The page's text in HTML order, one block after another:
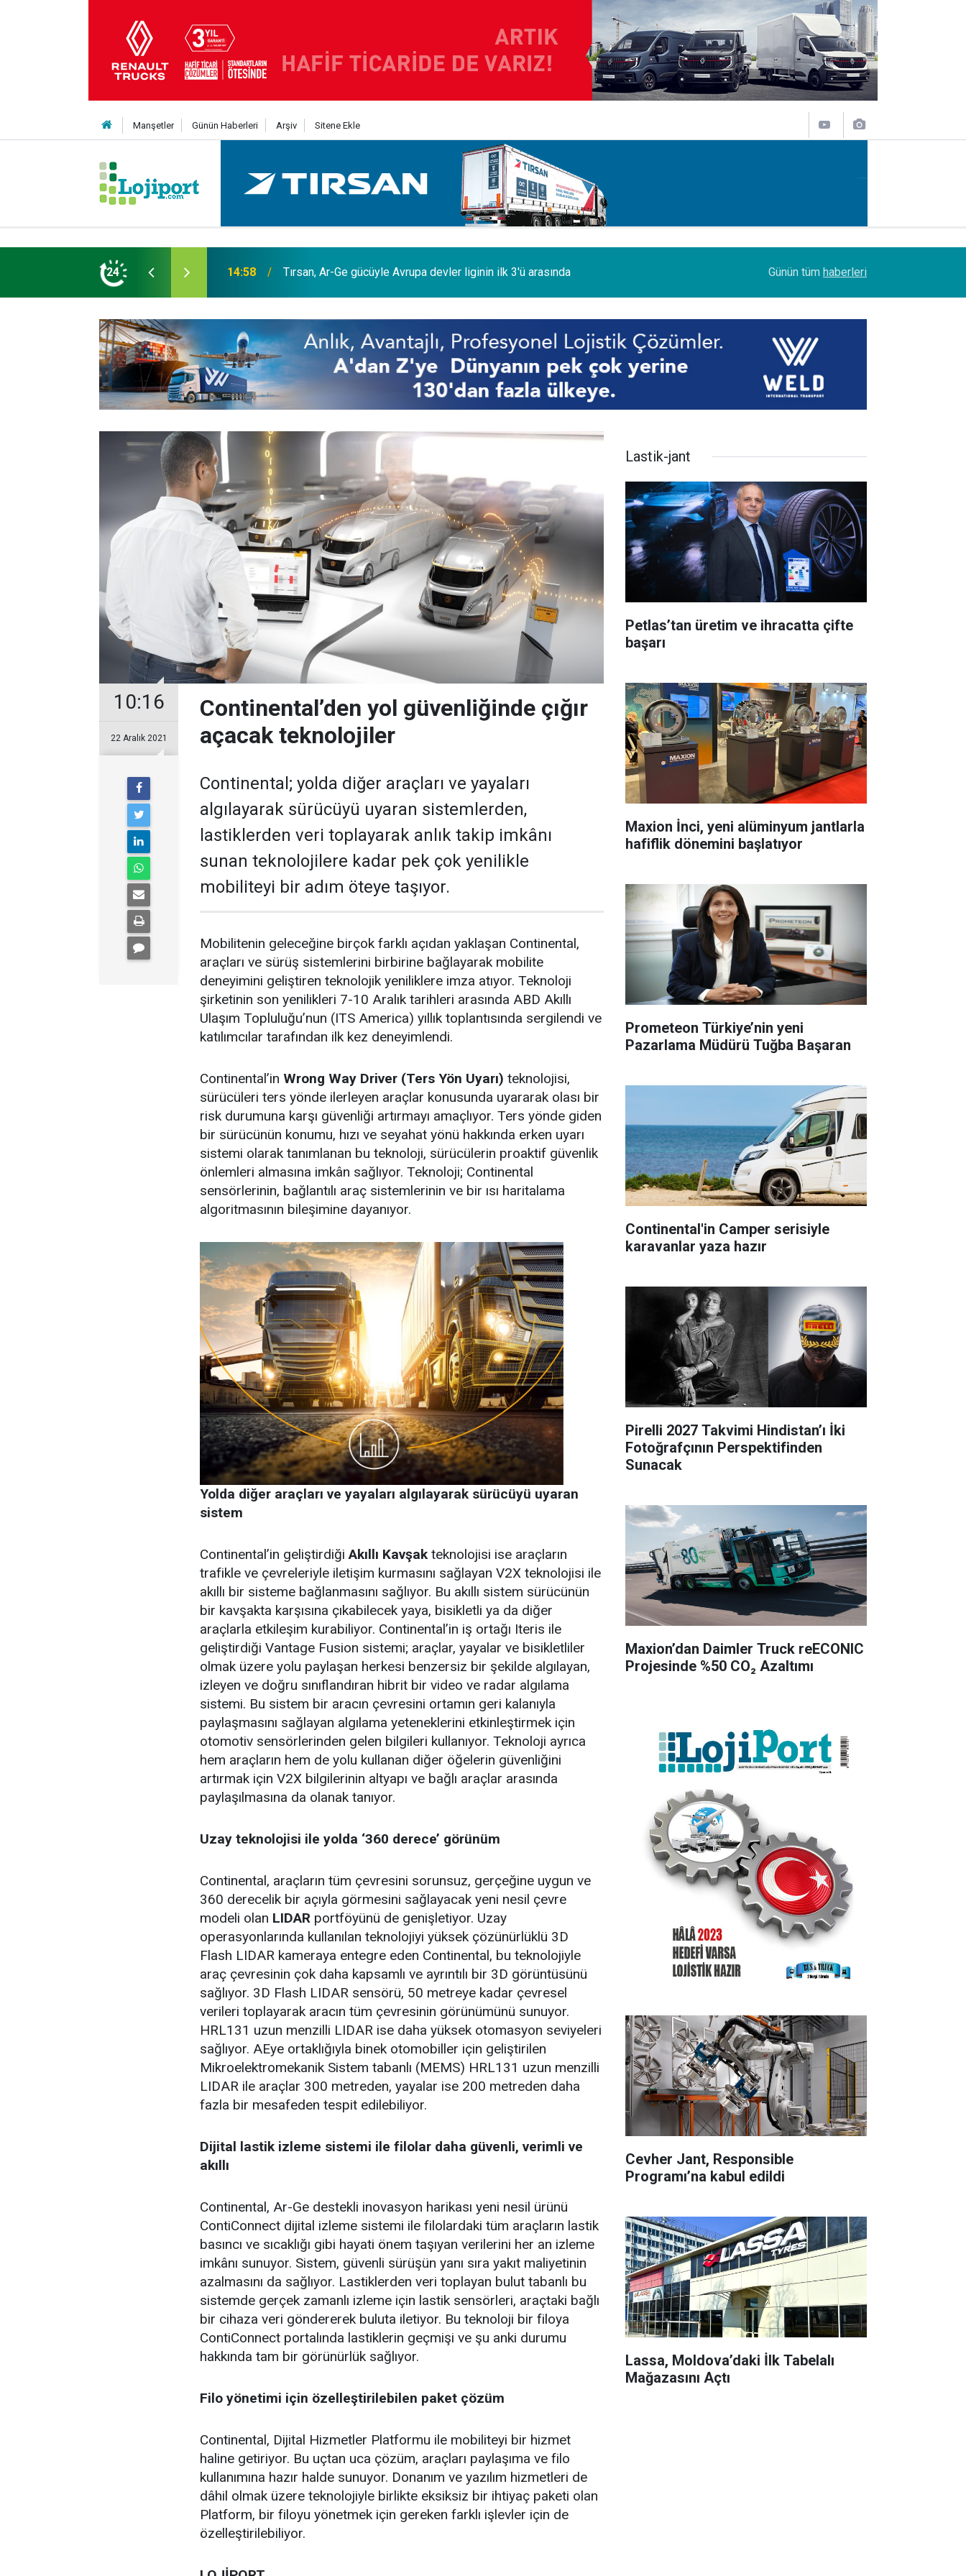
Manşetler Günün Haberleri Arşiv Sitene Ekle
24
liginin ilk 3'ü arasında 14:19 MAXUS modelleri Ağustos’a özel 1.199.000 TL’den başlayan fiyatlarla Petrol Ofisi Grubu 18. kez zirvede
Günün tüm haberleri
10:16
22 Aralık 2021
Continental’den yol güvenliğinde çığır
açacak teknolojiler
Continental; yolda diğer araçları ve yayaları
algılayarak sürücüyü uyaran sistemlerden,
lastiklerden veri toplayarak anlık takip imkânı
sunan teknolojilere kadar pek çok yenilikle
mobiliteyi bir adım öteye taşıyor.
Mobilitenin geleceğine birçok farklı açıdan yaklaşan Continental,
araçları ve sürüş sistemlerini birbirine bağlayarak mobilite
deneyimini geliştiren teknolojik yeniliklere imza atıyor. Teknoloji
şirketinin son yenilikleri 7-10 Aralık tarihleri arasında ABD Akıllı
Ulaşım Topluluğu’nun (ITS America) yıllık toplantısında sergilendi ve
katılımcılar tarafından ilk kez deneyimlendi.
Continental’in Wrong Way Driver (Ters Yön Uyarı) teknolojisi,
sürücüleri ters yönde ilerleyen araçlar konusunda uyararak olası bir
risk durumuna karşı güvenliği artırmayı amaçlıyor. Ters yönde giden
bir sürücünün konumu, hızı ve seyahat yönü hakkında erken uyarı
sistemi olarak tanımlanan bu teknoloji, sürücülerin proaktif güvenlik
önlemleri almasına imkân sağlıyor. Teknoloji; Continental
sensörlerinin, bağlantılı araç sistemlerinin ve bir ısı haritalama
algoritmasının bileşimine dayanıyor.
Yolda diğer araçları ve yayaları algılayarak sürücüyü uyaran
sistem
Continental’in geliştirdiğiAkıllı Kavşakteknolojisi ise araçların
trafikle ve çevreleriyle iletişim kurmasını sağlayan V2X teknolojisi ile
akıllı bir sisteme bağlanmasını sağlıyor. Bu akıllı sistem sürücünün
bir kavşakta karşısına çıkabilecek yaya, bisikletli ya da diğer
araçlarla etkileşim kurabiliyor. Continental’in iş ortağı Iteris ile
geliştirdiği Vantage Fusion sistemi; araçlar, yayalar ve bisikletliler
olmak üzere yolu paylaşan herkesi benzersiz bir şekilde algılayan,
izleyen ve doğru sınıflandıran hibrit bir video ve radar algılama
sistemi. Bu sistem bir aracın çevresini ortamın geri kalanıyla
paylaşmasını sağlayan algılama yeteneklerini etkinleştirmek için
otomotiv sensörlerinden gelen bilgileri kullanıyor. Teknoloji ayrıca
hem araçların hem de yolu kullanan diğer öğelerin güvenliğini
artırmak için V2X bilgilerinin altyapı ve bağlı araçlar arasında
paylaşılmasına da olanak tanıyor.
Uzay teknolojisi ile yolda ‘360 derece’ görünüm
Continental, araçların tüm çevresini sorunsuz, gerçeğine uygun ve
360 derecelik bir açıyla görmesini sağlayacak yeni nesil çevre
modeli olan LIDAR portföyünü de genişletiyor. Uzay
operasyonlarında kullanılan teknolojiyi yüksek çözünürlüklü 3D
Flash LIDAR kameraya entegre eden Continental, bu teknolojiyle
araç çevresinin çok daha kapsamlı ve ayrıntılı bir 3D görüntüsünü
sağlıyor. 3D Flash LIDAR sensörü, 50 metreye kadar çevresel
verileri toplayarak aracın tüm çevresinin görünümünü sunuyor.
HRL131 uzun menzilli LIDAR ise daha yüksek otomasyon seviyeleri
sağlıyor. AEye ortaklığıyla binek otomobiller için geliştirilen
Mikroelektromekanik Sistem tabanlı (MEMS) HRL131 uzun menzilli
LIDAR ile araçlar 300 metreden, yayalar ise 200 metreden daha
fazla bir mesafeden tespit edilebiliyor.
Dijital lastik izleme sistemi ile filolar daha güvenli, verimli ve
akıllı
Continental, Ar-Ge destekli inovasyon harikası yeni nesil ürünü
ContiConnect dijital izleme sistemi ile filolardaki tüm araçların lastik
basıncı ve sıcaklığı gibi hayati önem taşıyan verilerini her an izleme
imkânı sunuyor. Sistem, güvenli sürüşün yanı sıra yakıt maliyetinin
azalmasını da sağlıyor. Lastiklerden veri toplayan bulut tabanlı bu
sistemde gerçek zamanlı izleme için lastik sensörleri, araçtaki bağlı
bir cihaza veri göndererek buluta iletiyor. Bu teknoloji bir filoya
ContiConnect portalında lastiklerin geçmişi ve şu anki durumu
hakkında tam bir görünürlük sağlıyor.
Filo yönetimi için özelleştirilebilen paket çözüm
Continental, Dijital Hizmetler Platformu ile mobiliteyi bir hizmet
haline getiriyor. Bu uçtan uca çözüm, araçları paylaşıma ve filo
kullanımına hazır halde sunuyor. Donanım ve yazılım hizmetleri de
dâhil olmak üzere teknolojiyle birlikte eksiksiz bir ihtiyaç paketi olan
Platform, bir filoyu yönetmek için gereken farklı işlevler için de
özelleştirilebiliyor.
Lastik-jant
Petlas’tan üretim ve ihracatta çifte
başarı
Maxion İnci, yeni alüminyum jantlarla
hafiflik dönemini başlatıyor
Prometeon Türkiye’nin yeni
Pazarlama Müdürü Tuğba Başaran
Continental'in Camper serisiyle
karavanlar yaza hazır
Pirelli 2027 Takvimi Hindistan’ı İki
Fotoğrafçının Perspektifinden
Sunacak
Maxion’dan Daimler Truck reECONIC
Projesinde %50 CO₂ Azaltımı
Cevher Jant, Responsible
Programı’na kabul edildi
Lassa, Moldova’daki İlk Tabelalı
Mağazasını Açtı